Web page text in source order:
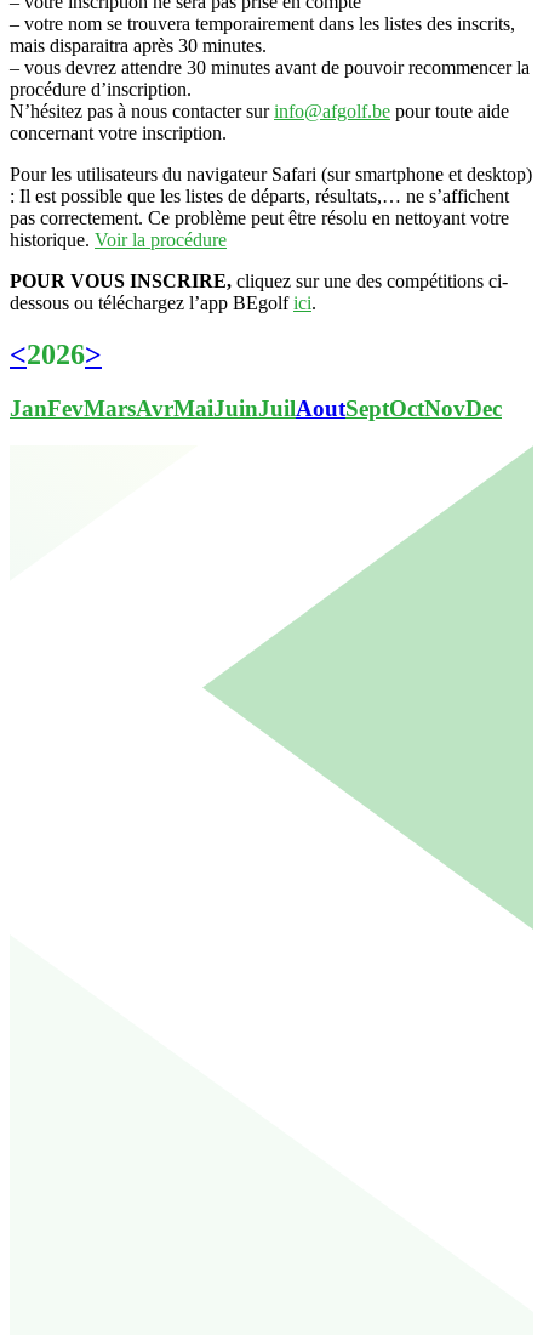
– votre nom se trouvera temporairement dans les listes des inscrits,
mais disparaitra après 30 minutes.
– vous devrez attendre 30 minutes avant de pouvoir recommencer la
procédure d’inscription.
N’hésitez pas à nous contacter surinfo@afgolf.be pour toute aide
concernant votre inscription.
Pour les utilisateurs du navigateur Safari (sur smartphone et desktop)
: Il est possible que les listes de départs, résultats,… ne s’affichent
pas correctement. Ce problème peut être résolu en nettoyant votre
historique. Voir la procédure
POUR VOUS INSCRIRE, cliquez sur une des compétitions ci-
dessous ou téléchargez l’app BEgolfici.
<2026>
JanFevMarsAvrMaiJuinJuilAoutSeptOctNovDec